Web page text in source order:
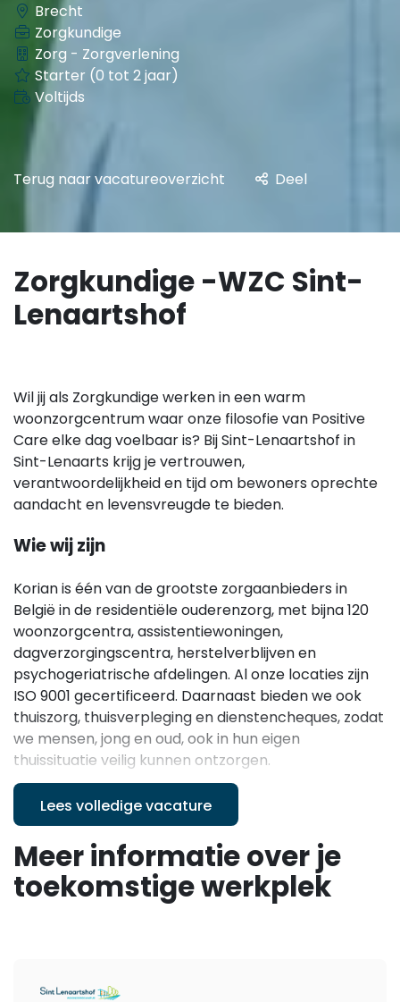
Brecht
Zorgkundige
Zorg - Zorgverlening
Starter (0 tot 2 jaar)
Voltijds
Terug naar vacatureoverzicht Deel
Zorgkundige -WZC Sint-
Lenaartshof
Wil jij als Zorgkundige werken in een warm
woonzorgcentrum waar onze filosofie van Positive
Care elke dag voelbaar is? Bij Sint-Lenaartshof in
Sint-Lenaarts krijg je vertrouwen,
verantwoordelijkheid en tijd om bewoners oprechte
aandacht en levensvreugde te bieden.
Wie wij zijn
Korian is één van de grootste zorgaanbieders in
België in de residentiële ouderenzorg, met bijna 120
woonzorgcentra, assistentiewoningen,
dagverzorgingscentra, herstelverblijven en
psychogeriatrische afdelingen. Al onze locaties zijn
ISO 9001 gecertificeerd. Daarnaast bieden we ook
thuiszorg, thuisverpleging en dienstencheques, zodat
we mensen, jong en oud, ook in hun eigen
thuissituatie veilig kunnen ontzorgen.
In ons werk staat Positive Care centraal: een
zorgfilosofie die vertrekt vanuit het idee dat iedereen
uniek is en recht heeft op oprechte aandacht,
levensvreugde, gastvrijheid en participatie. We
creëren warme, huiselijke omgevingen waar
Lees volledige vacature
Meer informatie over je
toekomstige werkplek